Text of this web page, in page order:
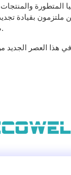
المتطورة
ملتزمون بقيادة
صناعي أكثر ذكاءً وكفاءة.